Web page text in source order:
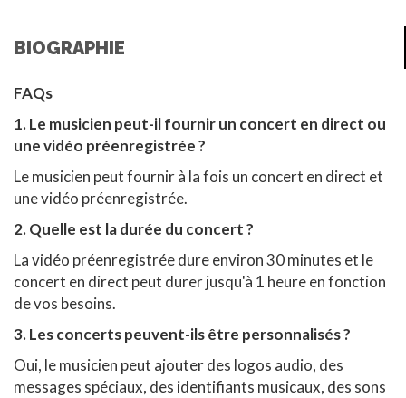
BIOGRAPHIE
FAQs
1. Le musicien peut-il fournir un concert en direct ou
une vidéo préenregistrée ?
Le musicien peut fournir à la fois un concert en direct et
une vidéo préenregistrée.
2. Quelle est la durée du concert ?
La vidéo préenregistrée dure environ 30 minutes et le
concert en direct peut durer jusqu'à 1 heure en fonction
de vos besoins.
3. Les concerts peuvent-ils être personnalisés ?
Oui, le musicien peut ajouter des logos audio, des
messages spéciaux, des identifiants musicaux, des sons